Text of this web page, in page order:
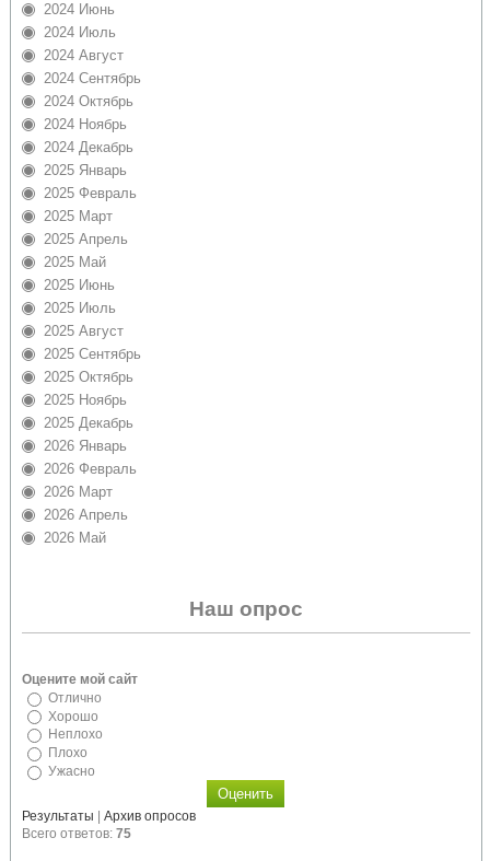
2024 Июнь
2024 Июль
2024 Август
2024 Сентябрь
2024 Октябрь
2024 Ноябрь
2024 Декабрь
2025 Январь
2025 Февраль
2025 Март
2025 Апрель
2025 Май
2025 Июнь
2025 Июль
2025 Август
2025 Сентябрь
2025 Октябрь
2025 Ноябрь
2025 Декабрь
2026 Январь
2026 Февраль
2026 Март
2026 Апрель
2026 Май
Наш опрос
Оцените мой сайт
Отлично
Хорошо
Неплохо
Плохо
Ужасно
Результаты | Архив опросов
Всего ответов: 75